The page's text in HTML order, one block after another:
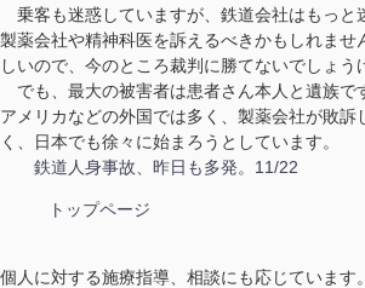
乗客も迷惑していますが、鉄道会社はもっと
製薬会社や精神科医を訴えるべきかもしれませ
しいので、今のところ裁判に勝てないでしょう
でも、最大の被害者は患者さん本人と遺族で
アメリカなどの外国では多く、製薬会社が敗訴
く、日本でも徐々に始まろうとしています。
鉄道人身事故、昨日も多発。11/22
トップページ
個人に対する施療指導、相談にも応じています。